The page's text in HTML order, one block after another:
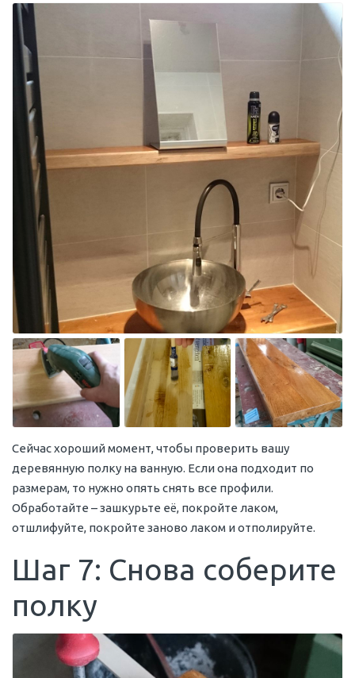
Сейчас хороший момент, чтобы проверить вашу
деревянную полку на ванную. Если она подходит по
размерам, то нужно опять снять все профили.
Обработайте – зашкурьте её, покройте лаком,
отшлифуйте, покройте заново лаком и отполируйте.
Шаг 7: Снова соберите
полку